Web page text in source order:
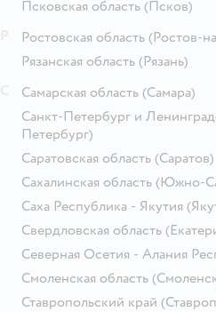
Псковская область (Псков)
Ростовская область (Ростов-
Рязанская область (Рязань)
Самарская область (Самара)
Санкт-Петербург и
Петербург)
Саратовская область (Саратов)
Сахалинская область (Южно-
Саха Республика - Якутия
Свердловская область
Северная Осетия - Алания
Смоленская область
Ставропольский край